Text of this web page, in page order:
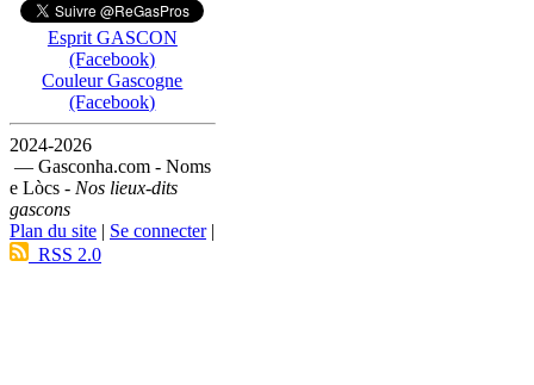
Esprit GASCON
(Facebook)
Couleur Gascogne
(Facebook)
2024-2026
— Gasconha.com - Noms
e Lòcs - Nos lieux-dits
gascons
Plan du site | Se connecter|
RSS 2.0